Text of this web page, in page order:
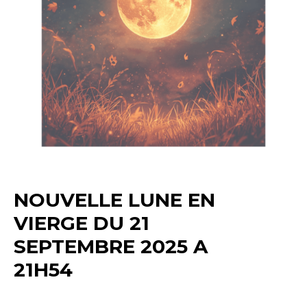
NOUVELLE LUNE EN
VIERGE DU 21
SEPTEMBRE 2025 A
21H54